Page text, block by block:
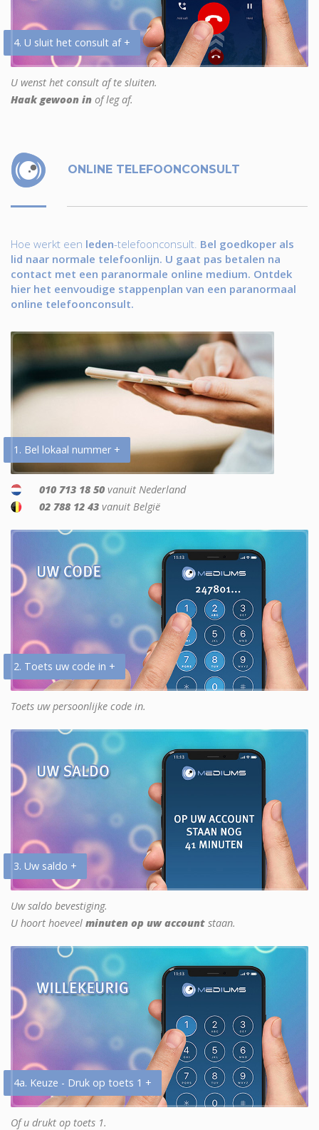
4. U sluit het consult af +
U wenst het consult af te sluiten.
Haak gewoon in of leg af.
ONLINE TELEFOONCONSULT
Hoe werkt een leden-telefoonconsult. Bel goedkoper als
lid naar normale telefoonlijn. U gaat pas betalen na
contact met een paranormale online medium. Ontdek
hier het eenvoudige stappenplan van een paranormaal
online telefoonconsult.
1. Bel lokaal nummer +
010 713 18 50 vanuit Nederland
02 788 12 43 vanuit België
2. Toets uw code in +
Toets uw persoonlijke code in.
3. Uw saldo +
Uw saldo bevestiging.
U hoort hoeveel minuten op uw account staan.
4a. Keuze - Druk op toets 1 +
Of u drukt op toets 1.